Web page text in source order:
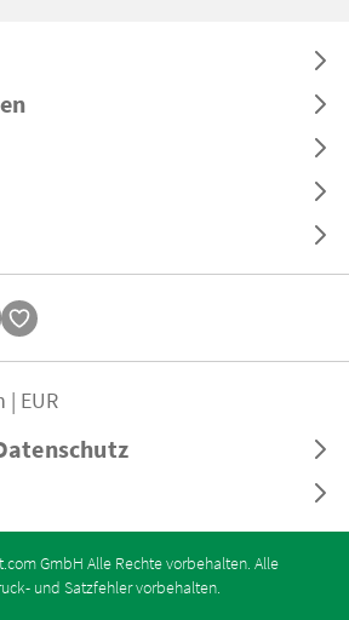
| EUR
GmbH Alle Rechte vorbehalten. Alle
und Satzfehler vorbehalten.